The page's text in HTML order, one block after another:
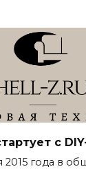
с
2015 года в